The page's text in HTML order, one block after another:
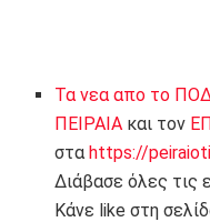
Τα νεα απο το
ΠΕΙΡΑΙΑ και τον
σταhttps://
Διάβασε όλες τις
Κάνε like στη